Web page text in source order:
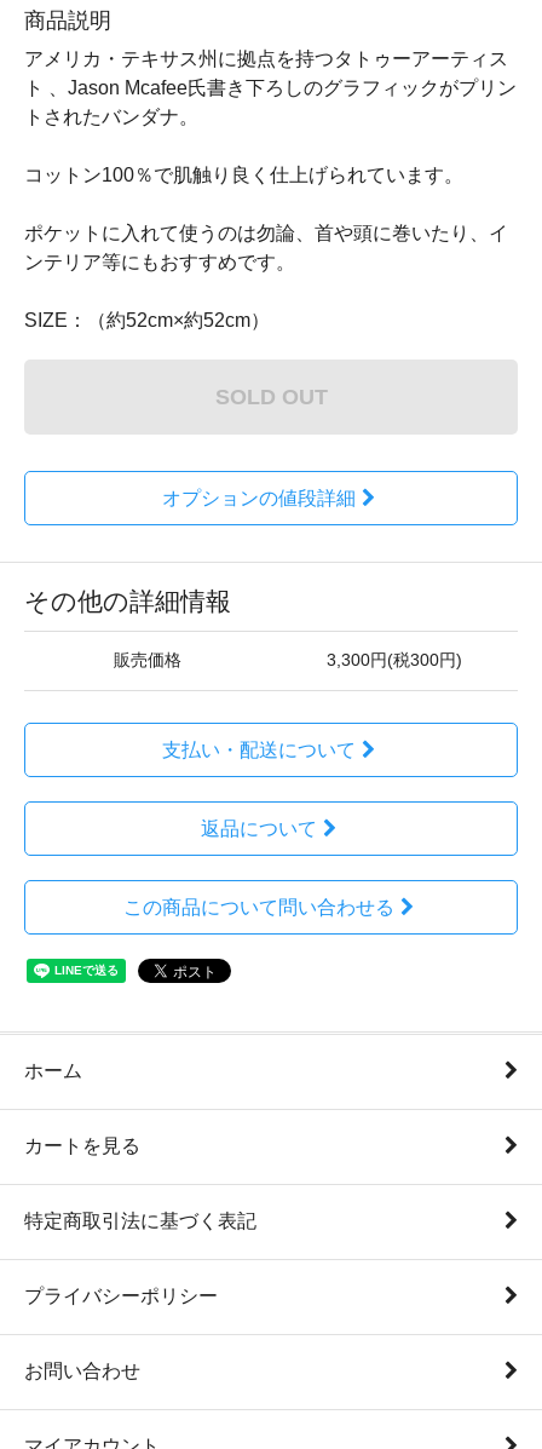
商品説明
アメリカ・テキサス州に拠点を持つタトゥーアーティス
ト 、Jason Mcafee氏書き下ろしのグラフィックがプリン
トされたバンダナ。
コットン100％で肌触り良く仕上げられています。
ポケットに入れて使うのは勿論、首や頭に巻いたり、イ
ンテリア等にもおすすめです。
SIZE：（約52cm×約52cm）
SOLD OUT
オプションの値段詳細
その他の詳細情報
販売価格 3,300円(税300円)
支払い・配送について
返品について
この商品について問い合わせる
ホーム
カートを見る
特定商取引法に基づく表記
プライバシーポリシー
お問い合わせ